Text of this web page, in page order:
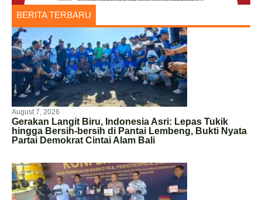
BERITA TERBARU
August 7, 2026
Gerakan Langit Biru, Indonesia Asri: Lepas Tukik
hingga Bersih-bersih di Pantai Lembeng, Bukti Nyata
Partai Demokrat Cintai Alam Bali